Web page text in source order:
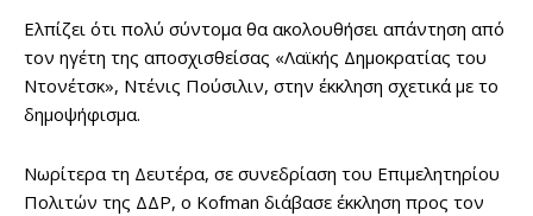
Ελπίζει ότι πολύ σύντομα θα ακολουθήσει απάντηση από
τον ηγέτη της αποσχισθείσας «Λαϊκής Δημοκρατίας του
Ντονέτσκ», Ντένις Πούσιλιν, στην έκκληση σχετικά με το
δημοψήφισμα.
Νωρίτερα τη Δευτέρα, σε συνεδρίαση του Επιμελητηρίου
Πολιτών της ΔΔΡ, ο Kofman διάβασε έκκληση προς τον